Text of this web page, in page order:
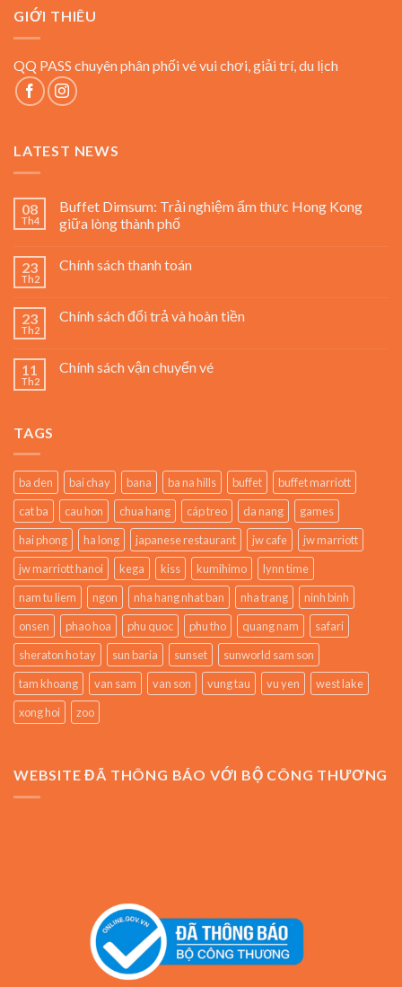
GIỚI THIÊU
QQ PASS chuyên phân phối vé vui chơi, giải trí, du lịch
LATEST NEWS
08
Th4
Buffet Dimsum: Trải nghiệm ẩm thực Hong Kong
giữa lòng thành phố
23
Th2
Chính sách thanh toán
23
Th2
Chính sách đổi trả và hoàn tiền
11
Th2
Chính sách vận chuyển vé
TAGS
ba den bai chay bana ba na hills buffet
buffet marriott
cat ba
cau hon chua hang cáp treo da nang
games
hai phong
ha long japanese restaurant jw cafe
jw marriott
jw marriott hanoi
kega kiss kumihimo
lynn time
nam tu liem
ngon nha hang nhat ban nha trang
ninh binh
onsen
phao hoa phu quoc phu tho quang nam
safari
sheraton ho tay
sun baria sunset
sunworld sam son
tam khoang
van sam van son vung tau vu yen
west lake
xong hoi
zoo
WEBSITE ĐÃ THÔNG BÁO VỚI BỘ CÔNG THƯƠNG